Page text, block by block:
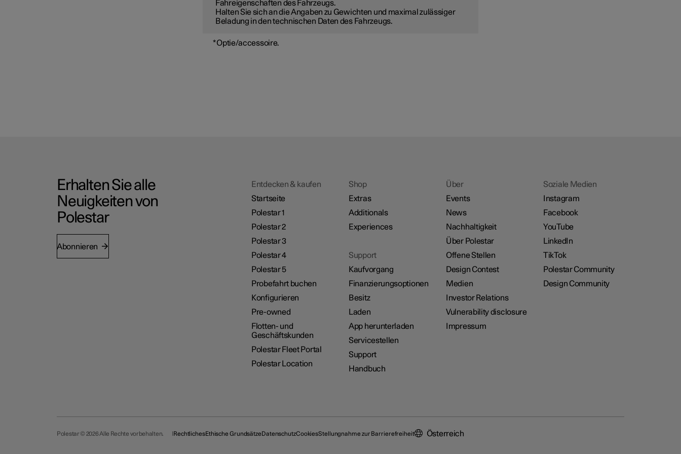
Fahreigenschaften des Fahrzeugs.
Halten Sie sich an die Angaben zu Gewichten und maximal zulässiger
Beladung in den technischen Daten des Fahrzeugs.
*Optie/accessoire.
Erhalten Sie alle
Neuigkeiten von
Polestar
Abonnieren
Entdecken & kaufen
Startseite
Polestar 1
Polestar 2
Polestar 3
Polestar 4
Polestar 5
Probefahrt buchen
Konfigurieren
Pre-owned
Flotten- und
Geschäftskunden
Polestar Fleet Portal
Polestar Location
Shop
Extras
Additionals
Experiences
Support
Kaufvorgang
Finanzierungsoptionen
Besitz
Laden
App herunterladen
Servicestellen
Support
Handbuch
Über
Events
News
Nachhaltigkeit
Über Polestar
Offene Stellen
Design Contest
Medien
Investor Relations
Vulnerability disclosure
Impressum
Soziale Medien
Instagram
Facebook
YouTube
LinkedIn
TikTok
Polestar Community
Design Community
Polestar © 2026 Alle Rechte vorbehalten. RechtlichesEthische GrundsätzeDatenschutzCookiesStellungnahme zur Barrierefreiheit Österreich